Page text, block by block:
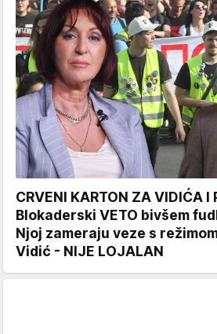
CRVENI KARTON ZA VIDIĆA I
Blokaderski VETO bivšem
Njoj zameraju veze s
Vidić - NIJE LOJALAN